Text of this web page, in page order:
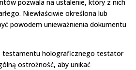
pozwala na ustalenie, który z nich
Niewłaściwie określona lub
powodem unieważnienia dokumentu
testamentu holograficznego testator
ostrożność, aby unikać